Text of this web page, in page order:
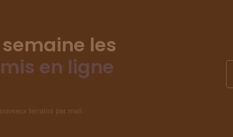
les
en ligne
terrains par mail.